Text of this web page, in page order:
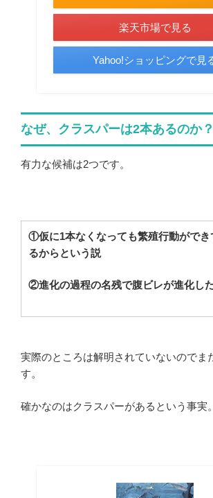
楽天市場で見る
Yahoo!ショッピングで見
なぜ、クラスパーは2本あるのか？
有力な候補は2つです。
①仮に1本なくなっても繁殖行動ができ
るからという説
②進化の過程の名残で腹ビレが進化し
実際のところは解明されていないのでま
す。
確かなのはクラスパーがあるという事実。